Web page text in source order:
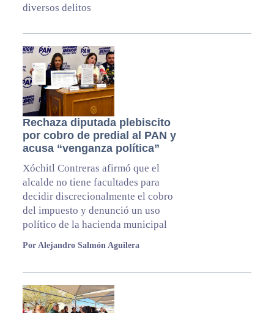
diversos delitos
Rechaza diputada plebiscito
por cobro de predial al PAN y
acusa “venganza política”
Xóchitl Contreras afirmó que el
alcalde no tiene facultades para
decidir discrecionalmente el cobro
del impuesto y denunció un uso
político de la hacienda municipal
Por Alejandro Salmón Aguilera